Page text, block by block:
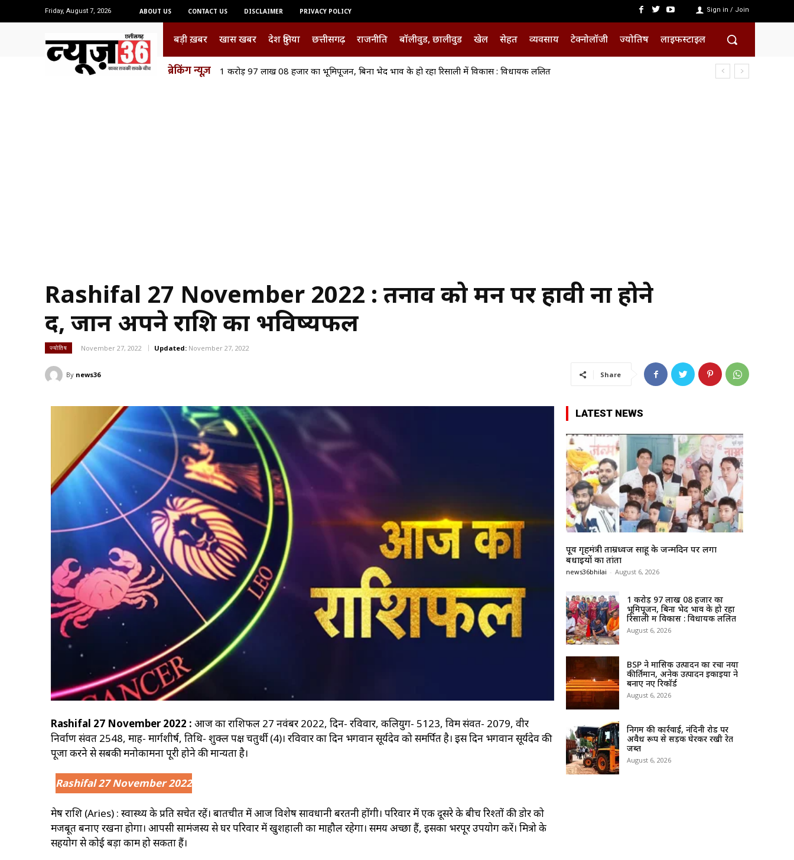
Friday, August 7, 2026 ABOUT US CONTACT US DISCLAIMER PRIVACY POLICY Sign in / Join
बड़ी ख़बर खास खबर देश दुनिया छत्तीसगढ़ राजनीति बॉलीवुड, छालीवुड खेल सेहत व्यवसाय टेक्नोलॉजी ज्योतिष लाइफस्टाइल
ब्रेकिंग न्यूज़ 1 करोड़ 97 लाख 08 हजार का भूमिपूजन, बिना भेद भाव के हो रहा रिसाली में विकास : विधायक ललित
Rashifal 27 November 2022 : तनाव को मन पर हावी ना होने
दें, जानें अपने राशि का भविष्यफल
ज्योतिष November 27, 2022 Updated: November 27, 2022
By news36 Share
Rashifal 27 November 2022 : आज का राशिफल 27 नवंबर 2022, दिन- रविवार, कलियुग- 5123, विक्रम संवत- 2079, वीर
निर्वाण संवत 2548, माह- मार्गशीर्ष, तिथि- शुक्ल पक्ष चतुर्थी (4)। रविवार का दिन भगवान सूर्यदेव को समर्पित है। इस दिन भगवान सूर्यदेव की
पूजा करने से सबकी मनोकामना पूरी होने की मान्यता है।
Rashifal 27 November 2022
मेष राशि (Aries) : स्वास्थ्‍य के प्रति सचेत रहें। बातचीत में आज विशेष सावधानी बरतनी होंगी। परिवार में एक दूसरे के बीच रिश्तों की डोर को
मजबूत बनाए रखना होगा। आपसी सामंजस्य से घर परिवार में खुशहाली का माहौल रहेगा। समय अच्छा हैं, इसका भरपूर उपयोग करें। मित्रो के
सहयोग से कोई बड़ा काम हो सकता हैं।
LATEST NEWS
पूर्व गृहमंत्री ताम्रध्वज साहू के जन्मदिन पर लगा
बधाईयों का तांता
news36bhilai - August 6, 2026
1 करोड़ 97 लाख 08 हजार का
भूमिपूजन, बिना भेद भाव के हो रहा
रिसाली में विकास : विधायक ललित
August 6, 2026
BSP ने मासिक उत्पादन का रचा नया
कीर्तिमान, अनेक उत्पादन इकाइयों ने
बनाए नए रिकॉर्ड
August 6, 2026
निगम की कार्रवाई, नंदिनी रोड पर
अवैध रूप से सड़क घेरकर रखी रेत
जब्त
August 6, 2026